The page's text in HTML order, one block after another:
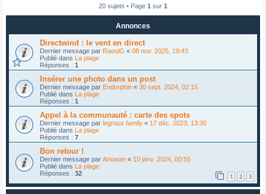
20 sujets • Page 1 sur 1
Annonces
Directwind : le vent en direct
Dernier message par RaoulG « 08 nov. 2025, 19:43
Publié dans La plage
Réponses : 1
Insérer une photo dans un post
Dernier message par Endorphin « 30 sept. 2024, 02:15
Publié dans La plage
Réponses : 1
Appel à la communauté : carte des spots
Dernier message par legroux.family « 17 déc. 2023, 13:30
Publié dans La plage
Réponses : 7
Bon retour !
Dernier message par Anowan « 10 janv. 2024, 00:55
Publié dans La plage
Réponses : 32 1 2 3